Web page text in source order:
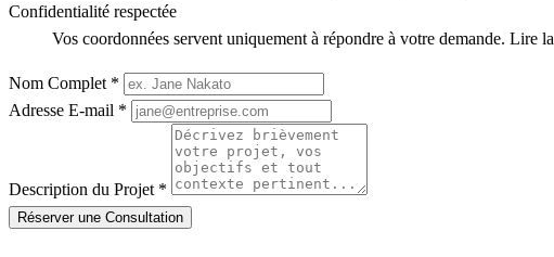
Confidentialité respectée
Vos coordonnées servent uniquement à répondre à votre demande. Lire la
Nom Complet *
Adresse E-mail *
Description du Projet *
Réserver une Consultation